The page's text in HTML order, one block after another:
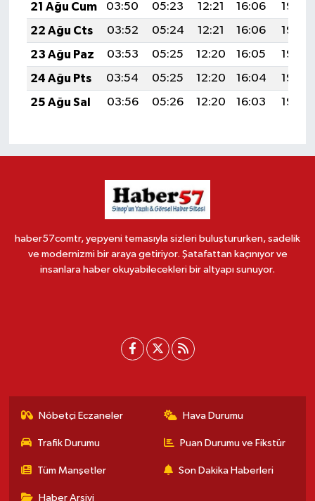
21 Ağu Cum
03:50 05:23 12:21 16:06
19:09
22 Ağu Cts
03:52 05:24 12:21 16:06
19:08
23 Ağu Paz
03:53 05:25 12:20 16:05
19:06
24 Ağu Pts
03:54 05:25 12:20 16:04
19:05
25 Ağu Sal
03:56 05:26 12:20 16:03 19:03
haber57comtr, yepyeni temasıyla sizleri buluştururken, sadelik
ve modernizmi bir araya getiriyor. Şatafattan kaçınıyor ve
insanlara haber okuyabilecekleri bir altyapı sunuyor.
Nöbetçi Eczaneler Hava Durumu
Trafik Durumu Puan Durumu ve Fikstür
Tüm Manşetler Son Dakika Haberleri
Haber Arşivi